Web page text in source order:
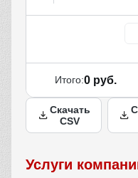
Итого:0 руб.
Скачать
CSV
Услуги